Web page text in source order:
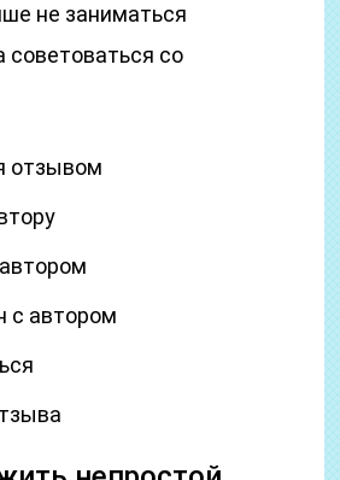
не заниматься
советоваться со
отзывом
с автором